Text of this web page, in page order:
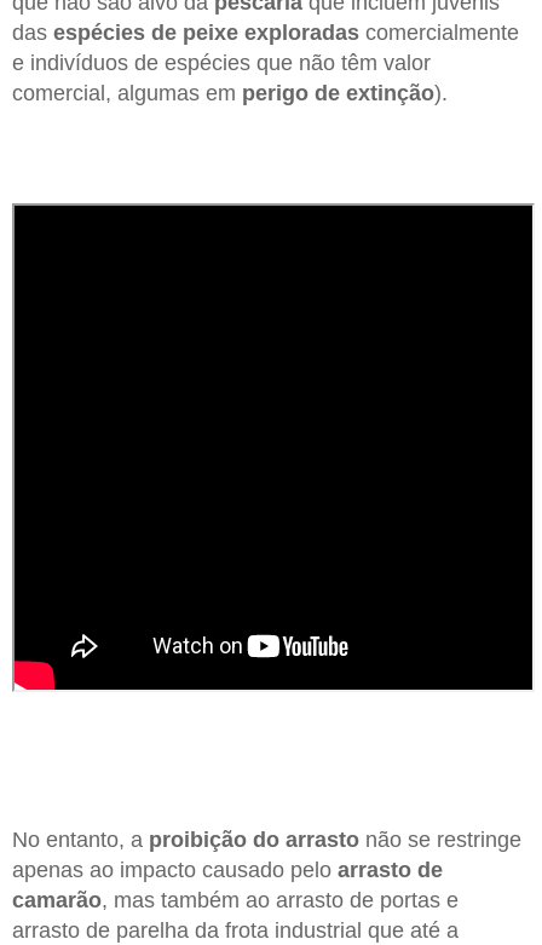
das espécies de peixe exploradas comercialmente
e indivíduos de espécies que não têm valor
comercial, algumas em perigo de extinção).
No entanto, a proibição do arrasto não se restringe
apenas ao impacto causado pelo arrasto de
camarão, mas também ao arrasto de portas e
arrasto de parelha da frota industrial que até a